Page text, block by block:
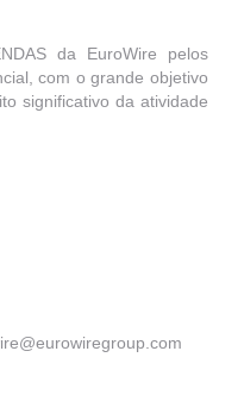
da EuroWire pelos
com o grande objetivo
significativo da atividade